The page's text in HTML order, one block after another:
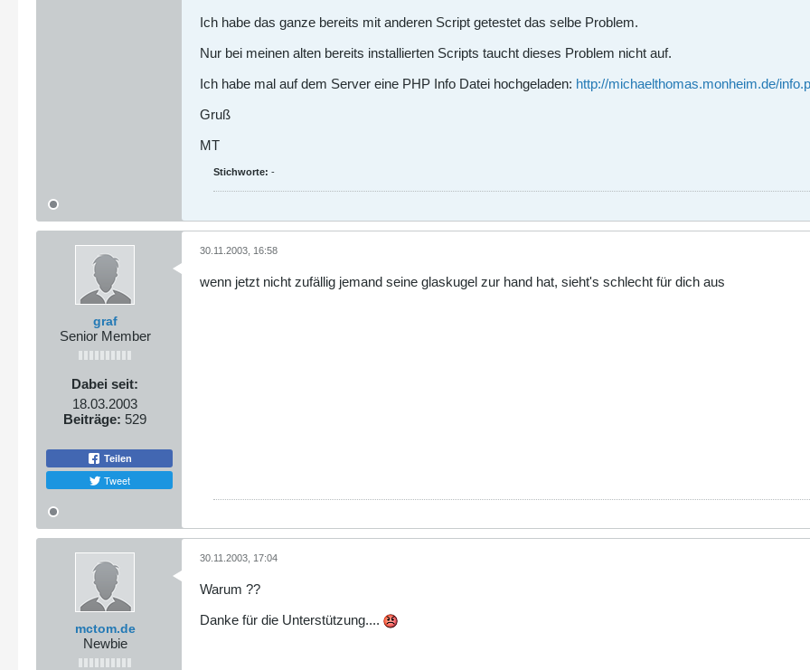
Ich habe das ganze bereits mit anderen Script getestet das selbe Problem.
Nur bei meinen alten bereits installierten Scripts taucht dieses Problem nicht auf.
Ich habe mal auf dem Server eine PHP Info Datei hochgeladen: http://michaelthomas.monheim.de/
Gruß
MT
Stichworte: -
graf
Senior Member
Dabei seit:
18.03.2003
Beiträge: 529
Teilen
Tweet
30.11.2003, 16:58
wenn jetzt nicht zufällig jemand seine glaskugel zur hand hat, sieht's schlecht für dich aus
mctom.de
Newbie
30.11.2003, 17:04
Warum ??
Danke für die Unterstützung....